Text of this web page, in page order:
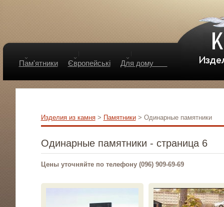
Пам'ятники Європейські Для дому
Изделия из камня> Памятники> Одинарные памятники
Одинарные памятники - страница 6
Цены уточняйте по телефону (096) 909-69-69